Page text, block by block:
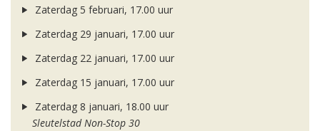
Zaterdag 5 februari, 17.00 uur
Zaterdag 29 januari, 17.00 uur
Zaterdag 22 januari, 17.00 uur
Zaterdag 15 januari, 17.00 uur
Zaterdag 8 januari, 18.00 uur
Sleutelstad Non-Stop 30